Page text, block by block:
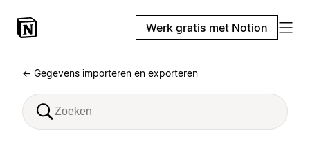
Werk gratis met Notion
← Gegevens importeren en exporteren